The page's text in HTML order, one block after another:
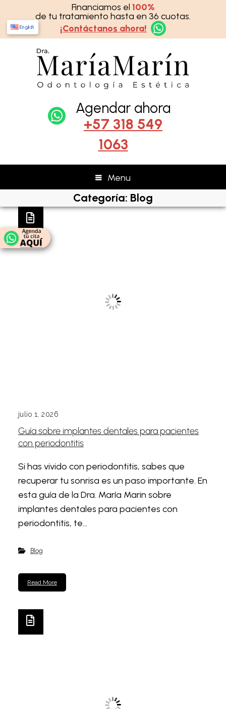
Financiamos el 100%
de tu tratamiento hasta en 36 cuotas.
¡Contáctanos ahora!
Agendar ahora
+57 318 549
1063
English
Menu
Categoría: Blog
julio 1, 2026
Guía sobre implantes dentales para pacientes
con periodontitis
Si has vivido con periodontitis, sabes que
recuperar tu sonrisa es un paso importante. En
esta guía de la Dra. María Marin sobre
implantes dentales para pacientes con
periodontitis, te...
Blog
Read More